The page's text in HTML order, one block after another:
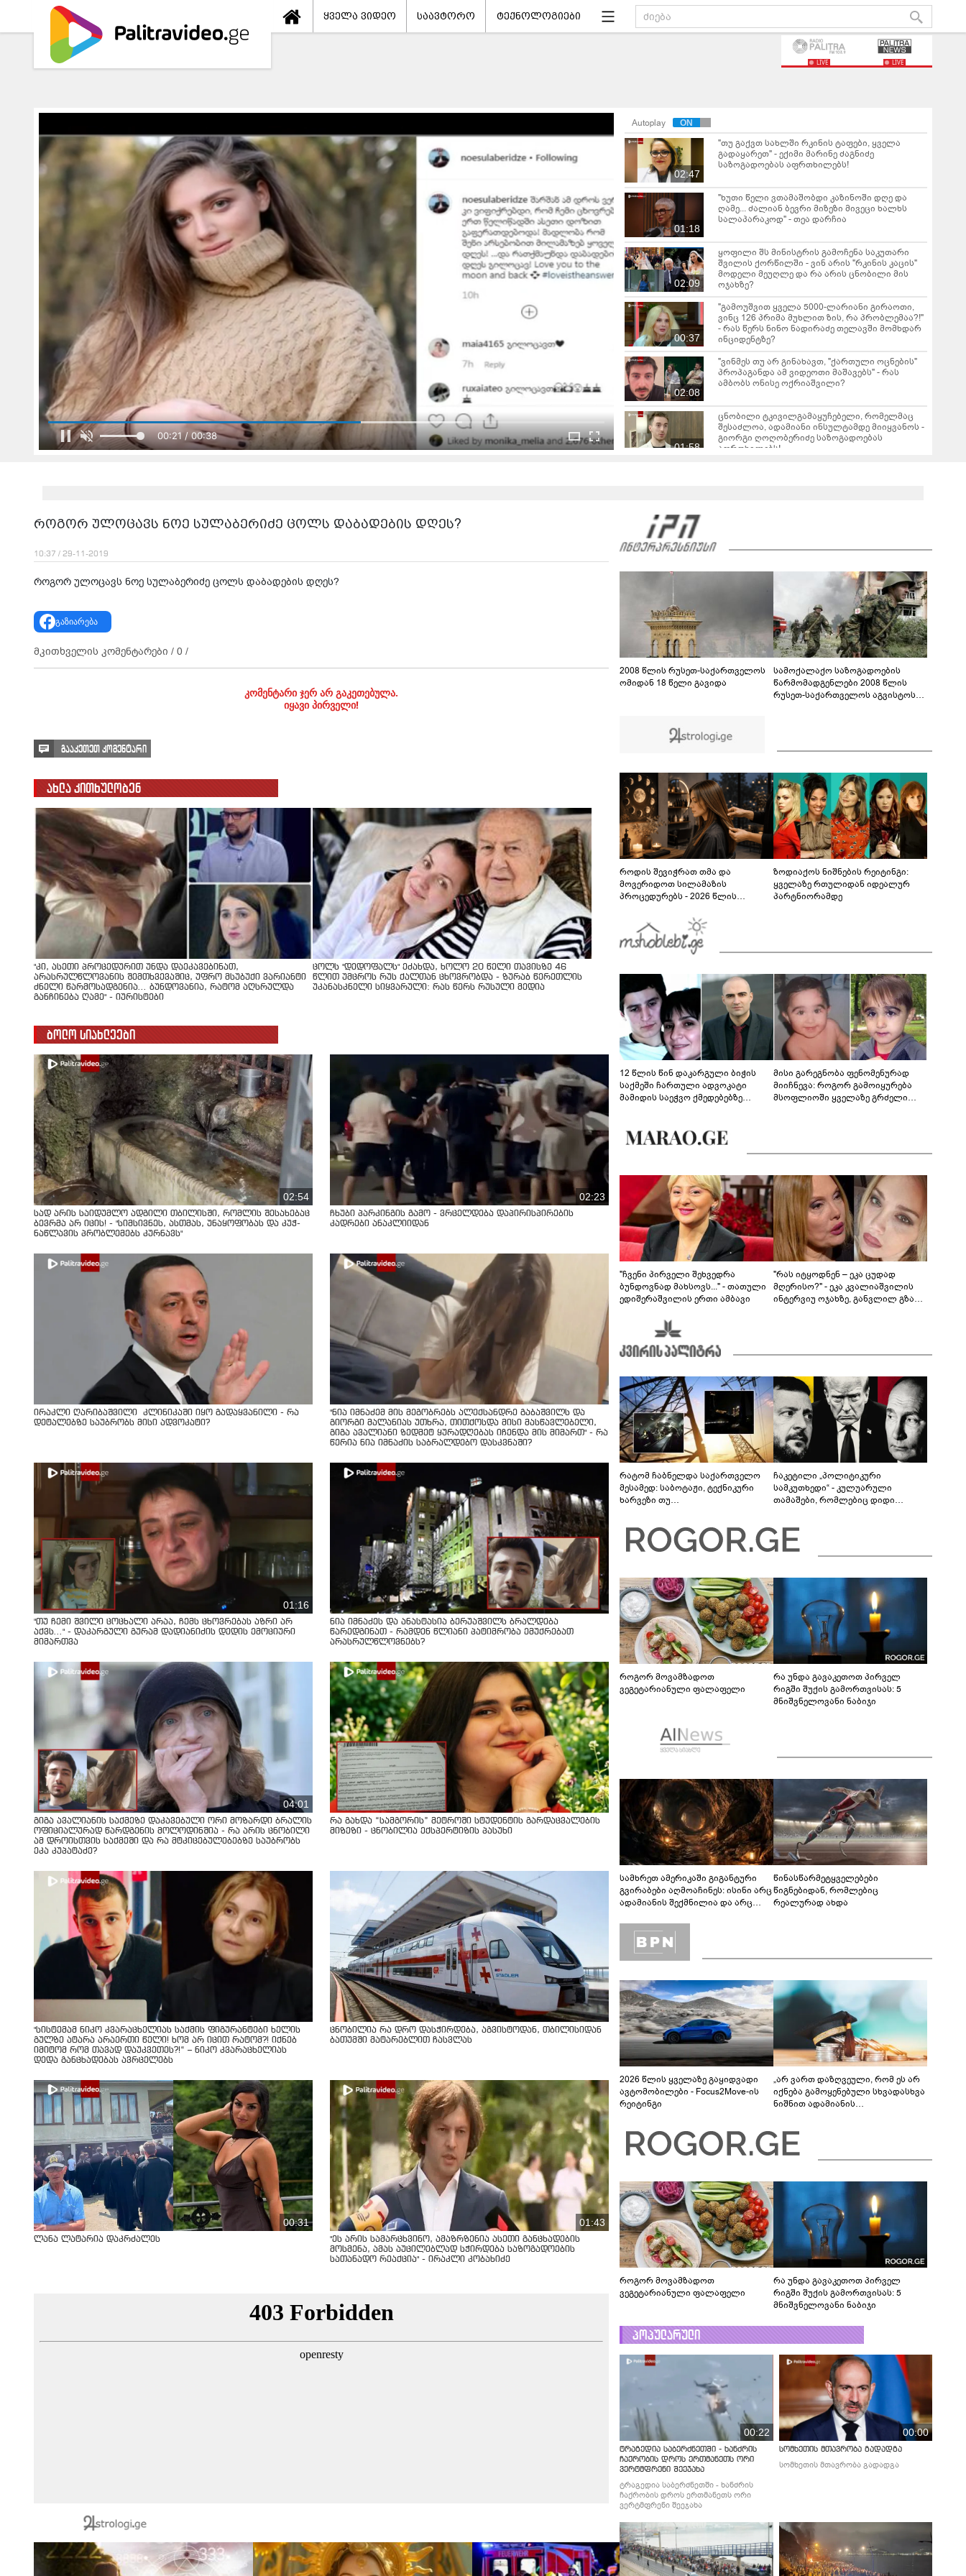
ყველა ვიდეო საავტორო ტექნოლოგიები
LIVE LIVE
00:23 / 00:38
Autoplay
02:47
"თუ გაქვთ სახლში რკინის ტაფები, ყველა
გადაყარეთ" - ექიმი მარინე ძაგნიძე
საზოგადოებას აფრთხილებს!
01:18
"ხუთი წელი ვთამაშობდი კაზინოში დღე და
ღამე... ძალიან ბევრი მიზეზი მივეცი ხალხს
სალაპარაკოდ" - თეა დარჩია
02:09
ყოფილი შს მინისტრის გამოჩენა საკუთარი
შვილის ქორწილში - ვინ არის "რკინის კაცის"
მოდელი მეუღლე და რა არის ცნობილი მის
ოჯახზე?
00:37
"გამოუშვით ყველა 5000-ლარიანი გირაოთი,
ვინც 126 პრიმა მუხლით ზის, რა პრობლემაა?!"
- რას წერს ნინო ნადირაძე თელავში მომხდარ
ინციდენტზე?
02:08
"ვინმეს თუ არ გინახავთ, "ქართული ოცნების"
პროპაგანდა ამ ვიდეოთი მაშავებს" - რას
ამბობს ონისე ოქრიაშვილი?
01:58
ცნობილი ტკივილგამაყუჩებელი, რომელმაც
შესაძლოა, ადამიანი ინსულტამდე მიიყვანოს -
გიორგი ღოღობერიძე საზოგადოებას
აფრთხილებს!
ვინერვიულე იმ ბავშვებზე, რომლებიც
"საუკუნის დედამთილი" - ვიდეო ქორწილიდან,
რომელსაც დიდი გამოხმაურება მოჰყვა
00:40
"პატარძლის ნაცვლად დედა" - ვიდეო
ჯვრისწერის ცერემონიიდან, რომელიც
ნახვების რეკორდს ხსნის
როგორ ულოცავს ნოე სულაბერიძე ცოლს დაბადების დღეს?
10:37 / 29-11-2019
როგორ ულოცავს ნოე სულაბერიძე ცოლს დაბადების დღეს?
გაზიარება
მკითხველის კომენტარები / 0 /
კომენტარი ჯერ არ გაკეთებულა.
იყავი პირველი!
გააკეთეთ კომენტარი
ახლა კითხულობენ
"კი, ასეთი პროცედურით უნდა დაეკავებინათ,
არასრულწლოვანის შემთხვევაშიც, უფრო მსუბუქი ვარიანტი
ძნელი წარმოსადგენია... ბუნდოვანია, რატომ აღსრულდა
განჩინება ღამე" - იურისტები
ცოლს "დედოფალს" ეძახდა, ხოლო 20 წელი თავისზე 46
წლით უმცროს რუს ქალთან ცხოვრობდა - ზურაბ წერეთლის
უკანასკნელი სიყვარული: რას წერს რუსული მედია
ბოლო სიახლეები
02:54
სად არის საიდუმლო ადგილი თბილისში, რომლის შესახებაც
ბევრმა არ იცის! - "სიმსივნეს, ასთმას, უნაყოფობას და კუჭ-
ნაწლავის პრობლემებს კურნავს"
02:23
ჩხუბი პარკინგის გამო - ვრცელდება დაპირისპირების
კადრები ანაკლიიდან
ირაკლი ღარიბაშვილი კლინიკაში იყო გადაყვანილი - რა
დეტალებზე საუბრობს მისი ადვოკატი?
"ნია იმნაძემ მის მეგობრებს ალექსანდრე გაბაშვილს და
გიორგი მალანიას უთხრა, თითქოსდა მისი მასწავლებელი,
გიგა ავალიანი ზედმეტ ყურადღებას იჩენდა მის მიმართ" - რა
წერია ნია იმნაძის საბრალდებო დასკვნაში?
01:16
"თუ ჩემი შვილი ცოცხალი არაა, ჩემს ცხოვრებას აზრი არ
აქვს..." - დაკარგული გურამ დადიანიძის დედის ემოციური
მიმართვა
ნია იმნაძეს და ანასტასია ბერუაშვილს ბრალდება
წარედგინათ - რამდენ წლიანი პატიმრობა ემუქრებათ
არასრულწლოვნებს?
04:01
გიგა ავალიანის საქმეზე დაკავებული ორი მოზარდი ბრალის
ოფიციალურად წარდგენის მოლოდინშია - რა არის ცნობილი
ამ დროისთვის საქმეში და რა მტკიცებულებებზე საუბრობს
ეკა კუპატაძე?
რა გახდა “სამგორის” მეტროში სტუდენტის გარდაცვალების
მიზეზი - ცნობილია ექსპერტიზის პასუხი
"სისტემამ ნიკო კვარაცხელიას საქმის ფიგურანტები ხელის
გულზე ატარა არაერთი წელი! ხომ არ იცით რატომ?! იქნებ
იმიტომ რომ თავად დაუკვეთეს?!“ – ნიკო კვარაცხელიას
დედა განცხადებას ავრცელებს
ცნობილია რა დრო დასჭირდება, აგვისტოდან, თბილისიდან
ბათუმში მატარებლით ჩასვლას
00:31
ლანა ლატარია დაკრძალეს
01:43
"ეს არის სამარცხვინო, ამაზრზენია ასეთი განცხადების
მოსმენა, ამას აუცილებლად სჭირდება საზოგადოების
სათანადო რეაქცია" - ირაკლი კობახიძე
2008 წლის რუსეთ-საქართველოს
ომიდან 18 წელი გავიდა
სამოქალაქო საზოგადოების
წარმომადგენლები 2008 წლის
რუსეთ-საქართველოს აგვისტოს
როდის შევიჭრათ თმა და
მოვერიდოთ სილამაზის
პროცედურებს - 2026 წლის
გზამკვლევი
ზოდიაქოს ნიშნების რეიტინგი:
ყველაზე რთულიდან იდეალურ
პარტნიორამდე
12 წლის წინ დაკარგული ბიჭის
საქმეში ჩართული ადვოკატი
მამიდის საეჭვო ქმედებებზე
მოწოდებაზე... წლობით
მიმდინარეობდა საქმის
მისი გარეგნობა ფენომენურად
მიიჩნევა: როგორ გამოიყურება
მსოფლიოში ყველაზე გრძელი
"ჩვენი პირველი შეხვედრა
ბუნდოვნად მახსოვს..." - თათული
ედიშერაშვილის ერთი ამბავი
"რას იტყოდნენ – ეკა ცუდად
მღერისო?" - ეკა კვალიაშვილის
ინტერვიუ ოჯახზე, განვლილ გზასა
რატომ ჩაბნელდა საქართველო
მესამედ: საბოტაჟი, ტექნიკური
ხარვეზი თუ
ჩაკეტილი „პოლიტიკური
სამკუთხედი“ - კულუარული
თამაშები, რომლებიც დიდი
როგორ მოვამზადოთ
ვეგეტარიანული ფალაფელი
რა უნდა გავაკეთოთ პირველ
რიგში შუქის გამორთვისას: 5
მნიშვნელოვანი ნაბიჯი
სამხრეთ ამერიკაში გიგანტური
გვირაბები აღმოაჩინეს: ისინი არც
ადამიანის შექმნილია და არც
ლაბირინთები?
წინასწარმეტყველებები
წიგნებიდან, რომლებიც
რეალურად ახდა
2026 წლის ყველაზე გაყიდვადი
ავტომობილები - Focus2Move-ის
რეიტინგი
„არ ვართ დაზღვეული, რომ ეს არ
იქნება გამოყენებული სხვადასხვა
ნიშნით ადამიანის
უფსკრულისკენ მიდის“
როგორ მოვამზადოთ
ვეგეტარიანული ფალაფელი
რა უნდა გავაკეთოთ პირველ
რიგში შუქის გამორთვისას: 5
მნიშვნელოვანი ნაბიჯი
პოპულარული
00:22
ტრაგედია საბერძნეთში - ხანძრის
ჩაქრობის დროს ერთმანეთს ორი
ვერტმფრენი შეეჯახა
ტრაგედია საბერძნეთში - ხანძრის
ჩაქრობის დროს ერთმანეთს ორი
ვერტმფრენი შეეჯახა
00:00
სომხეთის მთავრობა გადადგა
სომხეთის მთავრობა გადადგა